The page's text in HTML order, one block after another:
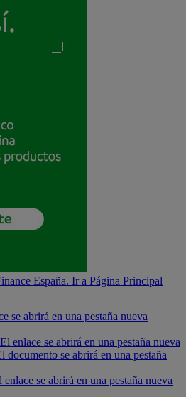
se abrirá en una pestaña nueva
El enlace se abrirá en una pestaña nueva
documento se abrirá en una pestaña
enlace se abrirá en una pestaña nueva